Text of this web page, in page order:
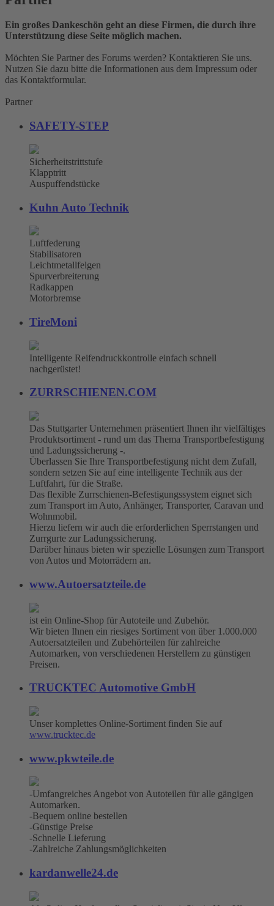
Ein großes Dankeschön geht an diese Firmen, die durch ihre
Unterstützung diese Seite möglich machen.
Möchten Sie Partner des Forums werden? Kontaktieren Sie uns.
Nutzen Sie dazu bitte die Informationen aus dem Impressum oder
das Kontaktformular.
Partner
SAFETY-STEP
Sicherheitstrittstufe
Klapptritt
Auspuffendstücke
Kuhn Auto Technik
Luftfederung
Stabilisatoren
Leichtmetallfelgen
Spurverbreiterung
Radkappen
Motorbremse
TireMoni
Intelligente Reifendruckkontrolle einfach schnell
nachgerüstet!
ZURRSCHIENEN.COM
Das Stuttgarter Unternehmen präsentiert Ihnen ihr vielfältiges
Produktsortiment - rund um das Thema Transportbefestigung
und Ladungssicherung -.
Überlassen Sie Ihre Transportbefestigung nicht dem Zufall,
sondern setzen Sie auf eine intelligente Technik aus der
Luftfahrt, für die Straße.
Das flexible Zurrschienen-Befestigungssystem eignet sich
zum Transport im Auto, Anhänger, Transporter, Caravan und
Wohnmobil.
Hierzu liefern wir auch die erforderlichen Sperrstangen und
Zurrgurte zur Ladungssicherung.
Darüber hinaus bieten wir spezielle Lösungen zum Transport
von Autos und Motorrädern an.
www.Autoersatzteile.de
ist ein Online-Shop für Autoteile und Zubehör.
Wir bieten Ihnen ein riesiges Sortiment von über 1.000.000
Autoersatzteilen und Zubehörteilen für zahlreiche
Automarken, von verschiedenen Herstellern zu günstigen
Preisen.
TRUCKTEC Automotive GmbH
Unser komplettes Online-Sortiment finden Sie auf
www.trucktec.de
www.pkwteile.de
-Umfangreiches Angebot von Autoteilen für alle gängigen
Automarken.
-Bequem online bestellen
-Günstige Preise
-Schnelle Lieferung
-Zahlreiche Zahlungsmöglichkeiten
kardanwelle24.de